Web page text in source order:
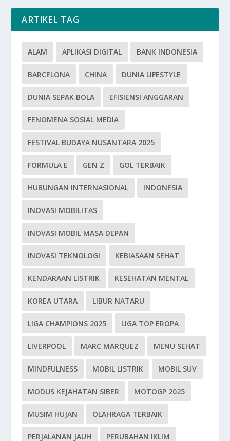
ARTIKEL TAG
ALAM APLIKASI DIGITAL BANK INDONESIA
BARCELONA CHINA DUNIA LIFESTYLE
DUNIA SEPAK BOLA EFISIENSI ANGGARAN
FENOMENA SOSIAL MEDIA
FESTIVAL BUDAYA NUSANTARA 2025
FORMULA E GEN Z GOL TERBAIK
HUBUNGAN INTERNASIONAL INDONESIA
INOVASI MOBILITAS
INOVASI MOBIL MASA DEPAN
INOVASI TEKNOLOGI KEBIASAAN SEHAT
KENDARAAN LISTRIK KESEHATAN MENTAL
KOREA UTARA LIBUR NATARU
LIGA CHAMPIONS 2025 LIGA TOP EROPA
LIVERPOOL MARC MARQUEZ MENU SEHAT
MINDFULNESS MOBIL LISTRIK MOBIL SUV
MODUS KEJAHATAN SIBER MOTOGP 2025
MUSIM HUJAN OLAHRAGA TERBAIK
PERJALANAN JAUH PERUBAHAN IKLIM